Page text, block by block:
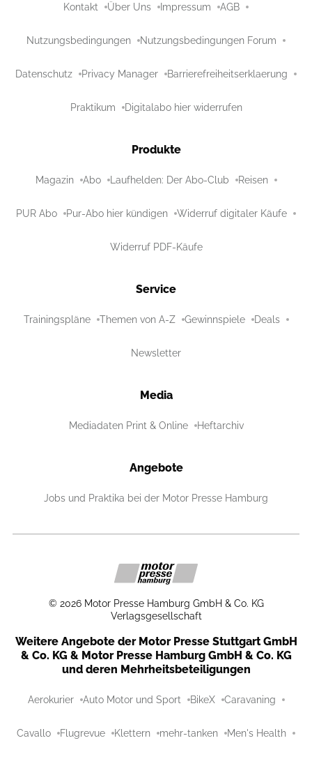
Kontakt Über Uns Impressum AGB
Nutzungsbedingungen Nutzungsbedingungen Forum
Datenschutz Privacy Manager Barrierefreiheitserklaerung
Praktikum Digitalabo hier widerrufen
Produkte
Magazin Abo Laufhelden: Der Abo-Club Reisen
PUR Abo Pur-Abo hier kündigen Widerruf digitaler Käufe
Widerruf PDF-Käufe
Service
Trainingspläne Themen von A-Z Gewinnspiele Deals
Newsletter
Media
Mediadaten Print & Online Heftarchiv
Angebote
Jobs und Praktika bei der Motor Presse Hamburg
© 2026 Motor Presse Hamburg GmbH & Co. KG
Verlagsgesellschaft
Weitere Angebote der Motor Presse Stuttgart GmbH
& Co. KG & Motor Presse Hamburg GmbH & Co. KG
und deren Mehrheitsbeteiligungen
Aerokurier Auto Motor und Sport BikeX Caravaning
Cavallo Flugrevue Klettern mehr-tanken Men's Health